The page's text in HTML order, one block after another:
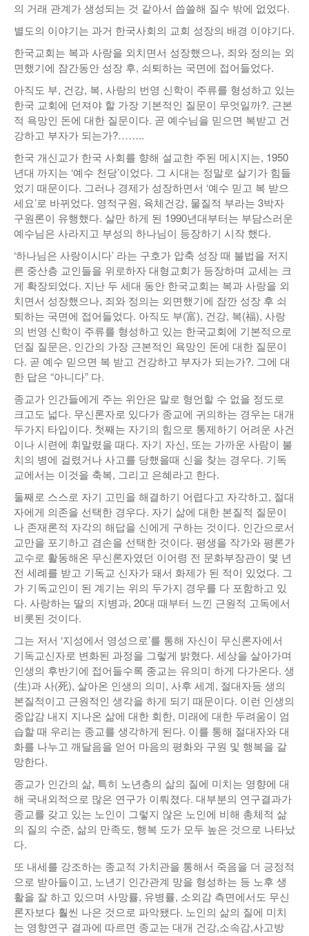
의 거래 관계가 생성되는 것 같아서 씁쓸해 질수 밖에 없었다.
별도의 이야기는 과거 한국사회의 교회 성장의 배경 이야기다.
한국교회는 복과 사랑을 외치면서 성장했으나, 죄와 정의는 외
면했기에 잠간동안 성장 후, 쇠퇴하는 국면에 접어들었다.
아직도 부, 건강, 복, 사랑의 번영 신학이 주류를 형성하고 있는
한국 교회에 던져야 할 가장 기본적인 질문이 무엇일까?. 근본
적 욕망인 돈에 대한 질문이다. 곧 예수님을 믿으면 복받고 건
강하고 부자가 되는가?……..
한국 개신교가 한국 사회를 향해 설교한 주된 메시지는, 1950
년대 까지는 ‘예수 천당’이었다. 그 시대는 정말로 살기가 힘들
었기 때문이다. 그러나 경제가 성장하면서 ‘예수 믿고 복 받으
세요’로 바뀌었다. 영적구원, 육체건강, 물질적 부라는 3박자
구원론이 유행했다. 살만 하게 된 1990년대부터는 부담스러운
예수님은 사라지고 부성의 하나님이 등장하기 시작 했다.
‘하나님은 사랑이시다’ 라는 구호가 압축 성장 때 불법을 저지
른 중산층 교인들을 위로하자 대형교회가 등장하며 교세는 크
게 확장되었다. 지난 두 세대 동안 한국교회는 복과 사랑을 외
치면서 성장했으나, 죄와 정의는 외면했기에 잠깐 성장 후 쇠
퇴하는 국면에 접어들었다. 아직도 부(富), 건강, 복(福), 사랑
의 번영 신학이 주류를 형성하고 있는 한국교회에 기본적으로
던질 질문은, 인간의 가장 근본적인 욕망인 돈에 대한 질문이
다. 곧 예수 믿으면 복 받고 건강하고 부자가 되는가?. 그에 대
한 답은 “아니다” 다.
종교가 인간들에게 주는 위안은 말로 형언할 수 없을 정도로
크고도 넓다. 무신론자로 있다가 종교에 귀의하는 경우는 대개
두가지 타입이다. 첫째는 자기의 힘으로 통제하기 어려운 사건
이나 시련에 휘말렸을 때다. 자기 자신, 또는 가까운 사람이 불
치의 병에 걸렸거나 사고를 당했을때 신을 찾는 경우다. 기독
교에서는 이것을 축복, 그리고 은혜라고 한다.
둘째로 스스로 자기 고민을 해결하기 어렵다고 자각하고, 절대
자에게 의존을 선택한 경우다. 자기 삶에 대한 본질적 질문이
나 존재론적 자각의 해답을 신에게 구하는 것이다. 인간으로서
교만을 포기하고 겸손을 선택한 것이다. 평생을 작가와 평론가
교수로 활동해온 무신론자였던 이어령 전 문화부장관이 몇 년
전 세례를 받고 기독교 신자가 돼서 화제가 된 적이 있었다. 그
가 기독교인이 된 계기는 위의 두가지 경우를 다 포함하고 있
다. 사랑하는 딸의 지병과, 20대 때부터 느낀 근원적 고독에서
비롯된 것이다.
그는 저서 ‘지성에서 영성으로’를 통해 자신이 무신론자에서
기독교신자로 변화된 과정을 그렇게 밝혔다. 세상을 살아가며
인생의 후반기에 접어들수록 종교는 유의미 하게 다가온다. 생
(生)과 사(死), 살아온 인생의 의미, 사후 세계, 절대자등 생의
본질적이고 근원적인 생각을 하게 되기 때문이다. 이런 인생의
중압감 내지 지나온 삶에 대한 회한, 미래에 대한 두려움이 엄
습할 때 우리는 종교를 생각하게 된다. 이를 통해 절대자와 대
화를 나누고 깨달음을 얻어 마음의 평화와 구원 및 행복을 갈
망한다.
종교가 인간의 삶, 특히 노년층의 삶의 질에 미치는 영향에 대
해 국내외적으로 많은 연구가 이뤄졌다. 대부분의 연구결과가
종교를 갖고 있는 노인이 그렇지 않은 노인에 비해 총체적 삶
의 질의 수준, 삶의 만족도, 행복 도가 모두 높은 것으로 나타났
다.
또 내세를 강조하는 종교적 가치관을 통해서 죽음을 더 긍정적
으로 받아들이고, 노년기 인간관계 망을 형성하는 등 노후 생
활을 잘 하고 있으며 사망률, 유병률, 소외감 측면에서도 무신
론자보다 훨씬 나은 것으로 파악됐다. 노인의 삶의 질에 미치
는 영향연구 결과에 따르면 종교는 대개 건강,소속감,사고방